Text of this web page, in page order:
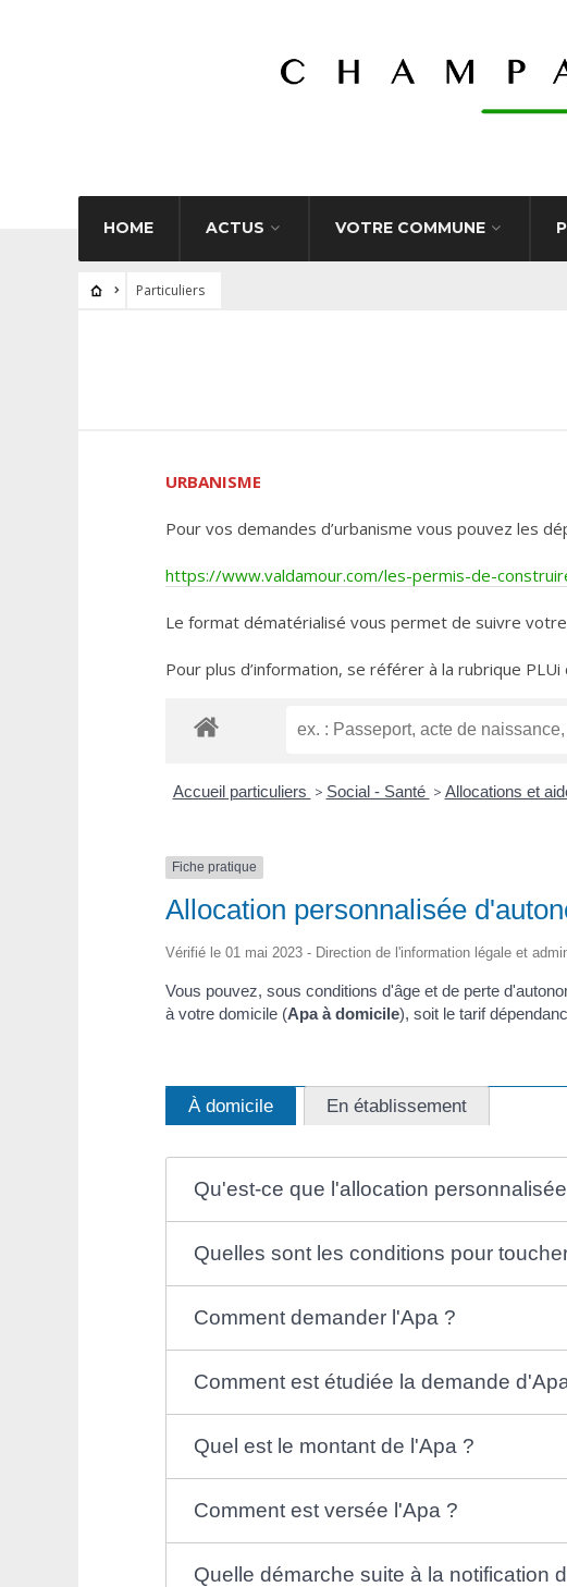
HOME ACTUS VOTRE COMMUNE
Particuliers
URBANISME
Pour vos demandes d’urbanisme vous pouvez les
https://www.valdamour.com/les-permis-de-
Le format dématérialisé vous permet de suivre
Pour plus d’information, se référer à la rubrique
Accueil particuliers > Social - Santé > Allocations et
Fiche pratique
Allocation personnalisée
Vérifié le 01 mai 2023 - Direction de l'information légale et
Vous pouvez, sous conditions d'âge et de perte
à votre domicile (Apa à domicile), soit le tarif
À domicile En établissement
Qu'est-ce que l'allocation
Quelles sont les conditions pour
Comment demander l'Apa ?
Comment est étudiée la demande
Quel est le montant de l'Apa ?
Comment est versée l'Apa ?
Quelle démarche suite à la notification